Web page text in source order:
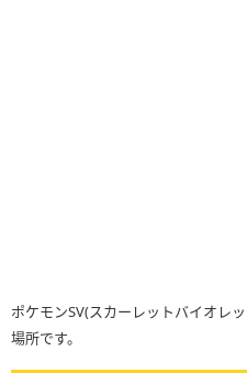
ポケモンSV(スカーレットバイオレ
場所です。